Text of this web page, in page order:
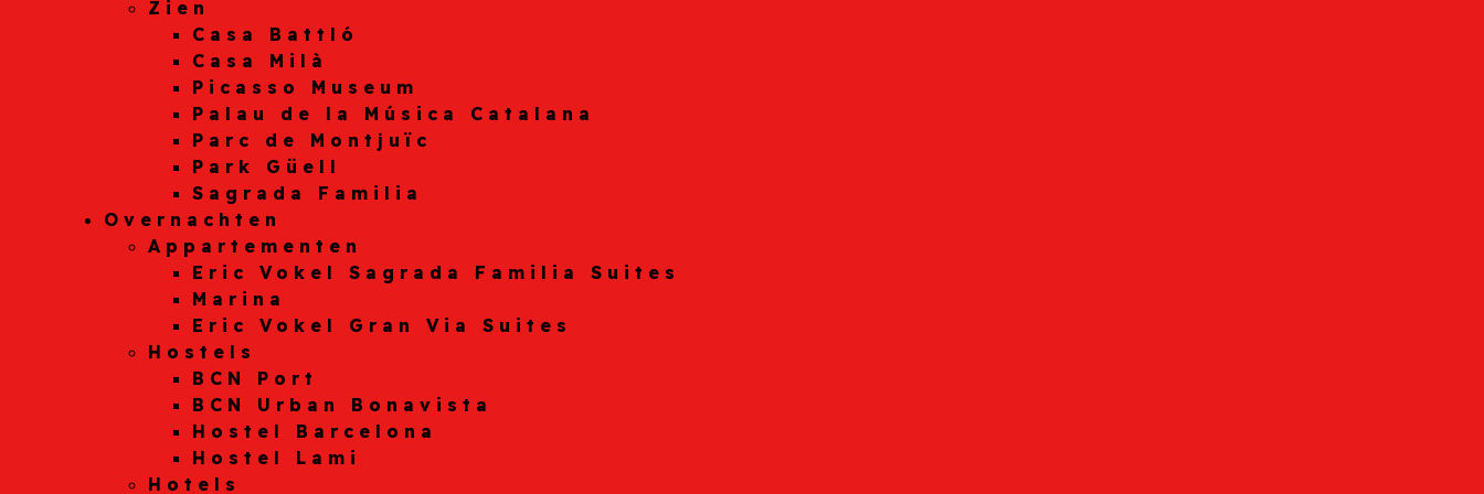
Zien
Casa Battló
Casa Milà
Picasso Museum
Palau de la Música Catalana
Parc de Montjuïc
Park Güell
Sagrada Familia
Overnachten
Appartementen
Eric Vokel Sagrada Familia Suites
Marina
Eric Vokel Gran Via Suites
Hostels
BCN Port
BCN Urban Bonavista
Hostel Barcelona
Hostel Lami
Hotels